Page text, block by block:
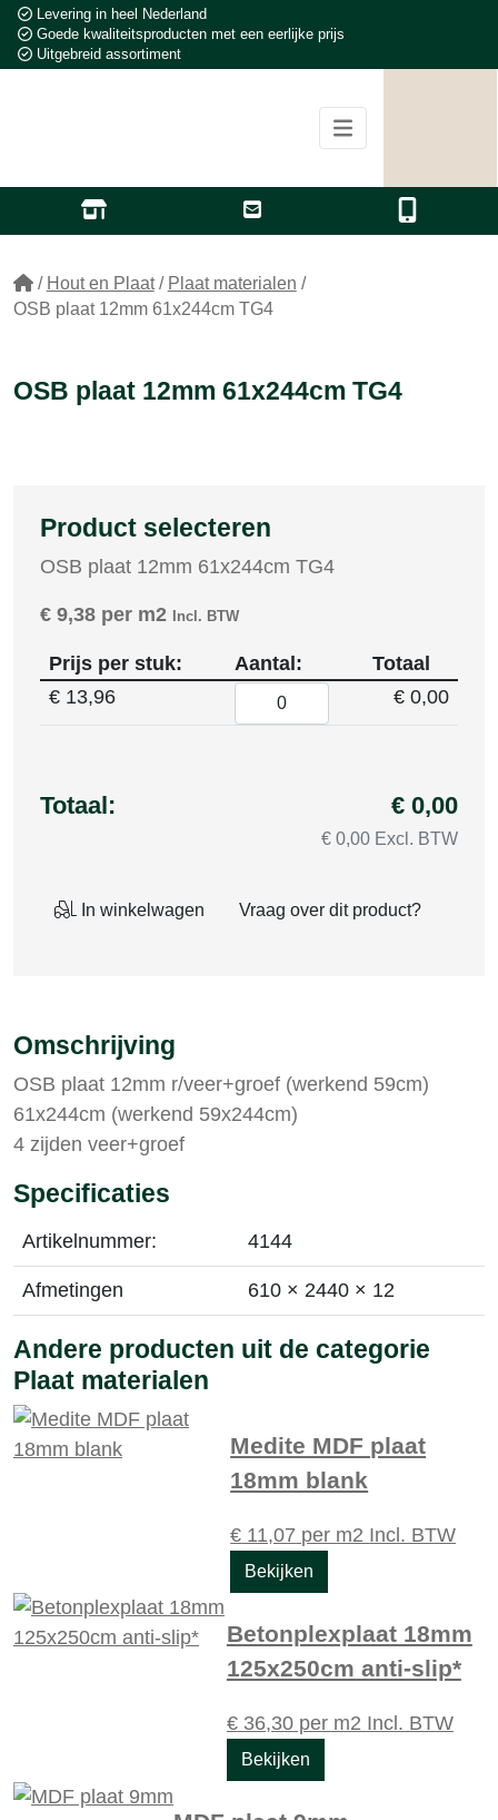
Levering in heel Nederland
Goede kwaliteitsproducten met een eerlijke prijs
Uitgebreid assortiment
/ Hout en Plaat / Plaat materialen /
OSB plaat 12mm 61x244cm TG4
OSB plaat 12mm 61x244cm TG4
Product selecteren
OSB plaat 12mm 61x244cm TG4
€ 9,38 per m2 Incl. BTW
Prijs per stuk: Aantal:
Totaal
€ 13,96 € 0,00
Totaal: € 0,00
€ 0,00 Excl. BTW
In winkelwagen Vraag over dit product?
Omschrijving
OSB plaat 12mm r/veer+groef (werkend 59cm)
61x244cm (werkend 59x244cm)
4 zijden veer+groef
Specificaties
Artikelnummer: 4144
Afmetingen 610 × 2440 × 12
Andere producten uit de categorie
Plaat materialen
Medite MDF plaat
18mm blank
€ 11,07 per m2 Incl. BTW
Bekijken
Betonplexplaat 18mm
125x250cm anti-slip*
€36,30per m2 Incl. BTW
Bekijken